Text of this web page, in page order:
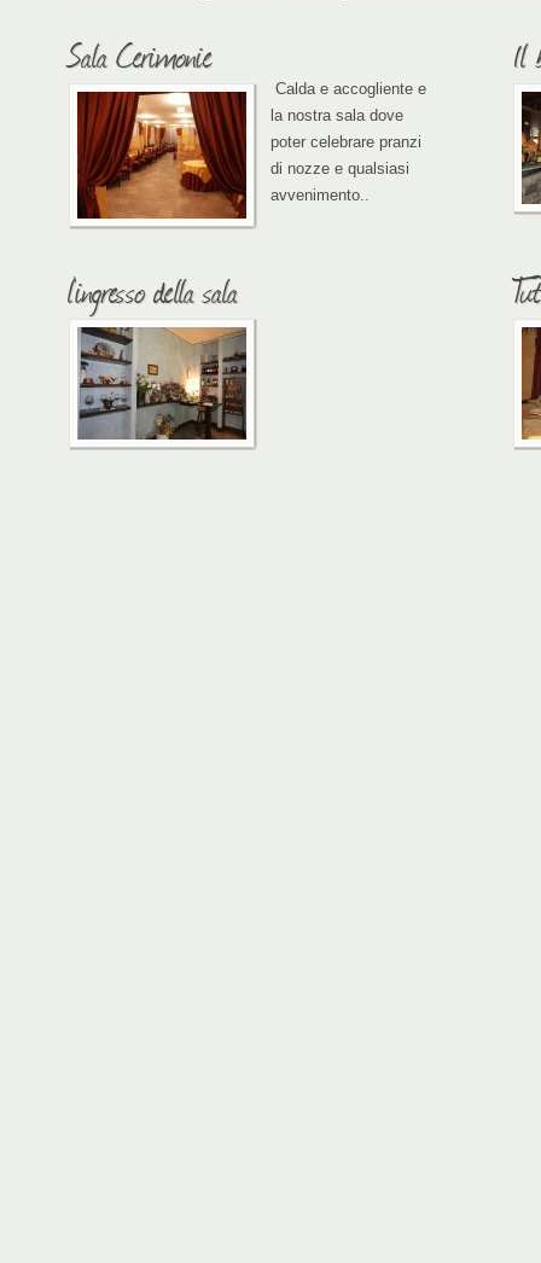
Sala Cerimonie
Calda e accogliente e
la nostra sala dove
poter celebrare pranzi
di nozze e qualsiasi
avvenimento..
Il
l'ingresso della sala